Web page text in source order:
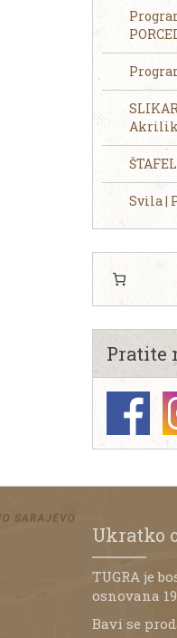
Akrilik
Svila |
Pratite
Ukratko
TUGRA je
osnovana
Bavi se